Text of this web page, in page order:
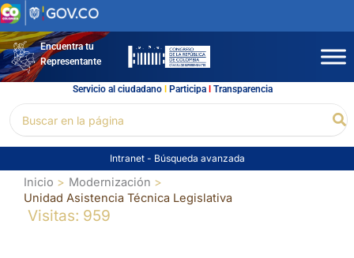
Ir
al
contenidoEncuentra tu
Representante
Servicio al ciudadano l Participal Transparencia
por:
Intranet - Búsqueda avanzada
Inicio
Modernización
Unidad Asistencia Técnica Legislativa
Visitas: 959